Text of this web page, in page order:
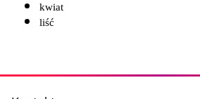
kwiat
liść